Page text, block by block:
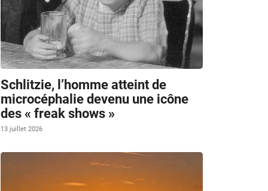
Schlitzie, l’homme atteint de
microcéphalie devenu une icône
des « freak shows »
13 juillet 2026